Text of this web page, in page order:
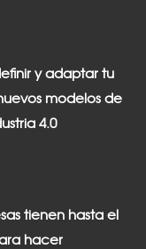
y adaptar tu
modelos de
4.0
tienen hasta el
hacer